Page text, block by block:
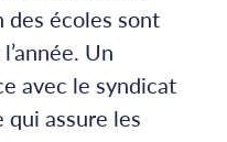
des écoles sont
Un
avec le syndicat
qui assure les